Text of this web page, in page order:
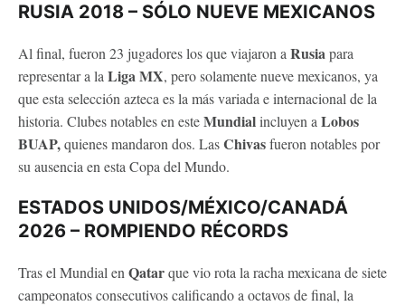
RUSIA 2018 – SÓLO NUEVE MEXICANOS
Al final, fueron 23 jugadores los que viajaron aRusiapara
representar a laLiga MX, pero solamente nueve mexicanos, ya
que esta selección azteca es la más variada e internacional de la
historia. Clubes notables en esteMundialincluyen aLobos
BUAP,quienes mandaron dos. LasChivasfueron notables por
su ausencia en esta Copa del Mundo.
ESTADOS UNIDOS/MÉXICO/CANADÁ
2026 – ROMPIENDO RÉCORDS
Tras el Mundial enQatarque vio rota la racha mexicana de siete
campeonatos consecutivos calificando a octavos de final, la